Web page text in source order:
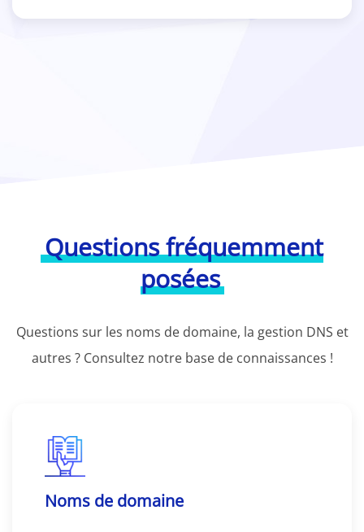
Questions fréquemment
posées
Questions sur les noms de domaine, la gestion DNS et
autres ? Consultez notre base de connaissances !
Noms de domaine